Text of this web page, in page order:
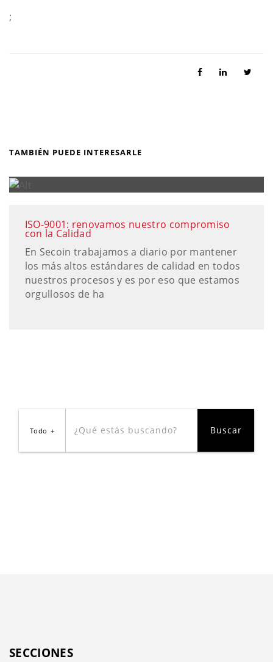
;
TAMBIÉN PUEDE INTERESARLE
ISO-9001: renovamos nuestro compromiso
con la Calidad
En Secoin trabajamos a diario por mantener
los más altos estándares de calidad en todos
nuestros procesos y es por eso que estamos
orgullosos de ha
Todo
SECCIONES